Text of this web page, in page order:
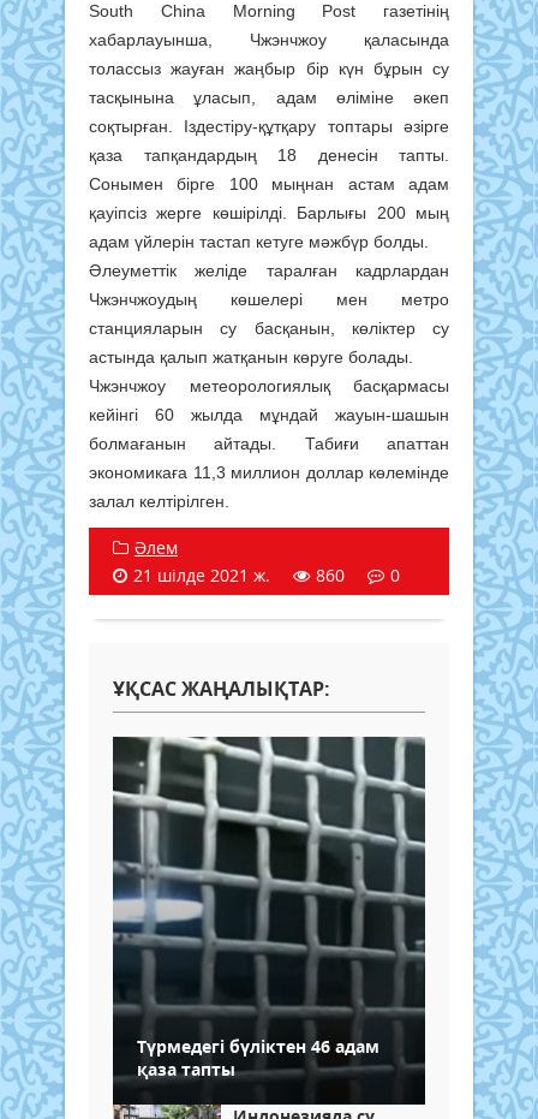
South China Morning Post газетінің
хабарлауынша, Чжэнчжоу қаласында
толассыз жауған жаңбыр бір күн бұрын су
тасқынына ұласып, адам өліміне әкеп
соқтырған. Іздестіру-құтқару топтары әзірге
қаза тапқандардың 18 денесін тапты.
Сонымен бірге 100 мыңнан астам адам
қауіпсіз жерге көшірілді. Барлығы 200 мың
адам үйлерін тастап кетуге мәжбүр болды.
Әлеуметтік желіде таралған кадрлардан
Чжэнчжоудың көшелері мен метро
станцияларын су басқанын, көліктер су
астында қалып жатқанын көруге болады.
Чжэнчжоу метеорологиялық басқармасы
кейінгі 60 жылда мұндай жауын-шашын
болмағанын айтады. Табиғи апаттан
экономикаға 11,3 миллион доллар көлемінде
залал келтірілген.
Әлем
21 шілде 2021 ж.
860 0
ҰҚСАС ЖАҢАЛЫҚТАР:
Түрмедегі бүліктен 46 адам
қаза тапты